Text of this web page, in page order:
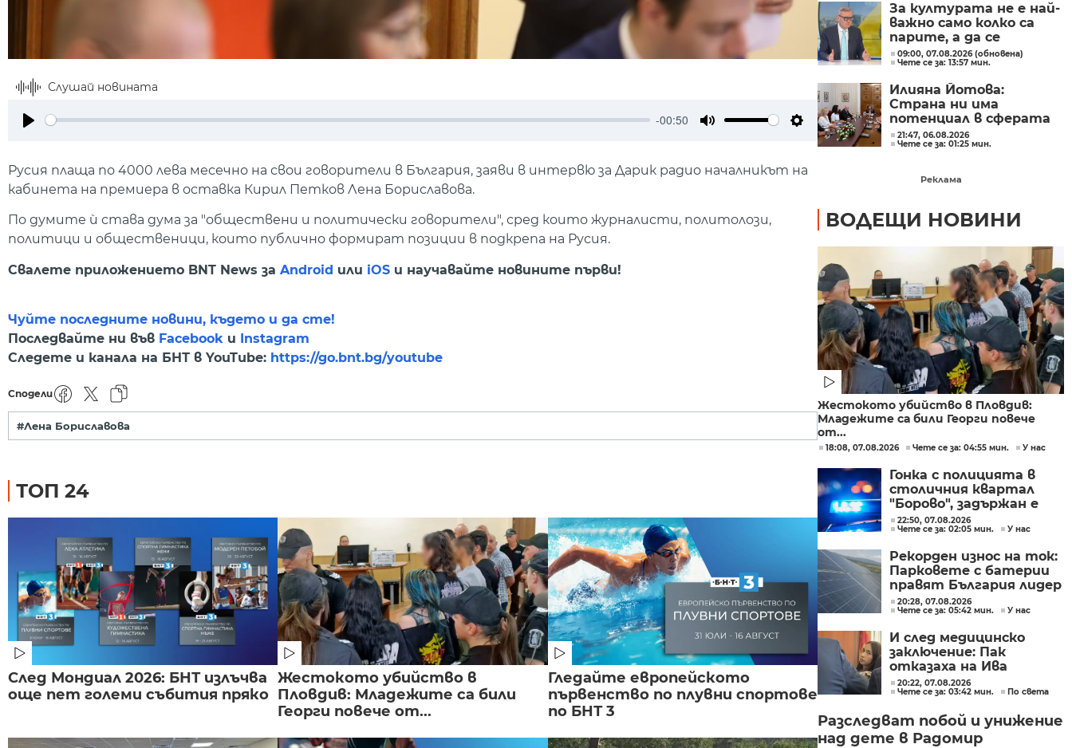
Слушай новината
-00:50
Settings
Русия плаща по 4000 лева месечно на свои говорители в България, заяви в интервю за Дарик радио началникът на
кабинета на премиера в оставка Кирил Петков Лена Бориславова.
По думите ѝ става дума за "обществени и политически говорители", сред които журналисти, политолози,
политици и общественици, които публично формират позиции в подкрепа на Русия.
Свалете приложението BNT News за Android или iOS и научавайте новините първи!
Чуйте последните новини, където и да сте!
Последвайте ни във Facebook и Instagram
Следете и канала на БНТ в YouTube: https://go.bnt.bg/youtube
Сподели
#Лена Бориславова
ТОП 24
След Мондиал 2026: БНТ излъчва
още пет големи събития пряко
Жестокото убийство в
Пловдив: Младежите са били
Георги повече от...
Гледайте европейското
първенство по плувни спортове
по БНТ 3
За културата не е най-
важно само колко са
парите, а да се
изплащат навреме,
заяви министър Евтим
Милошев
09:00, 07.08.2026 (обновена)
Чете се за: 13:57 мин.
Илияна Йотова:
Страна ни има
потенциал в сферата
на изкуствения
интелект и бизнесът
перспективи
21:47, 06.08.2026
Чете се за: 01:25 мин.
Реклама
ВОДЕЩИ НОВИНИ
Жестокото убийство в Пловдив:
Младежите са били Георги повече
от...
18:08, 07.08.2026 Чете се за: 04:55 мин. У нас
Гонка с полицията в
столичния квартал
"Борово", задържан е
мъж, у когото са
намерени 460 000 евро
22:50, 07.08.2026
Чете се за: 02:05 мин.
У нас
Рекорден износ на ток:
Парковете с батерии
правят България лидер
на пазара
20:28, 07.08.2026
Чете се за: 05:42 мин.
У нас
И след медицинско
заключение: Пак
отказаха на Ива
Михайлова да се лекува
в България
20:22, 07.08.2026
Чете се за: 03:42 мин.
По света
Разследват побой и унижение
над дете в Радомир